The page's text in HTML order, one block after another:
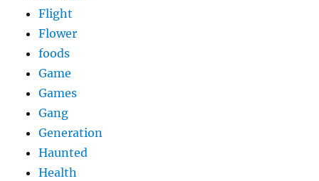
Flight
Flower
foods
Game
Games
Gang
Generation
Haunted
Health